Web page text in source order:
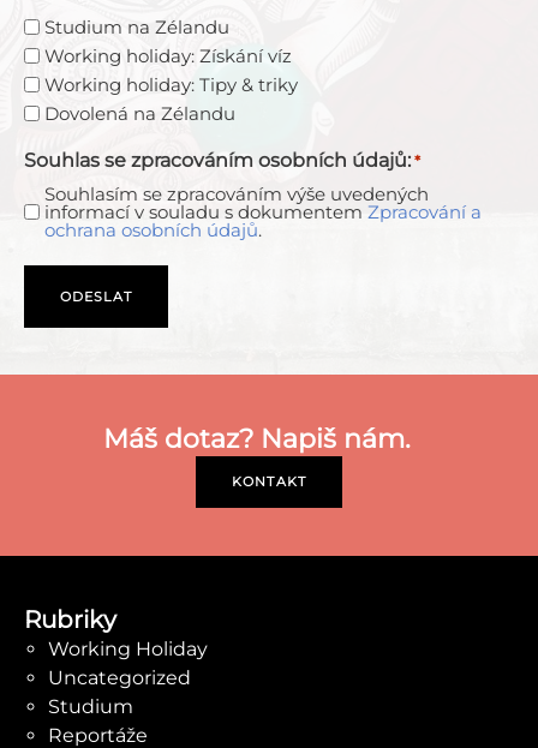
Studium na Zélandu
Working holiday: Získání víz
Working holiday: Tipy & triky
Dovolená na Zélandu
Souhlas se zpracováním osobních údajů: *
Souhlasím se zpracováním výše uvedených
informací v souladu s dokumentem Zpracování a
ochrana osobních údajů.
Máš dotaz? Napiš nám.
KONTAKT
Rubriky
Working Holiday
Uncategorized
Studium
Reportáže